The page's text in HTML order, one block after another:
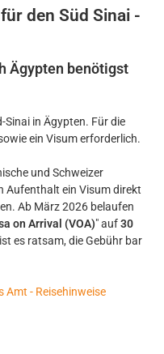
den Süd Sinai -
Ägypten benötigst
Sinai in Ägypten. Für die
ein Visum erforderlich.
und Schweizer
Aufenthalt ein Visum direkt
Ab März 2026 belaufen
on Arrival (VOA)" auf30
es ratsam, die Gebühr bar
Amt - Reisehinweise